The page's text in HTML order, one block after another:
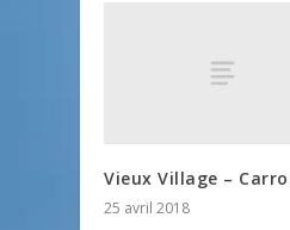
Vieux Village –
25 avril 2018